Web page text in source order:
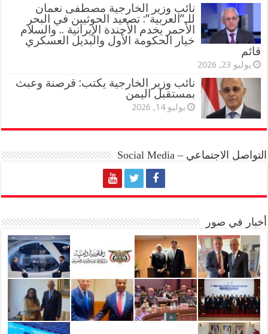
نائب وزير الخارجية مصطفى نعمان
للـ”العربية”: تصعيد الحوثيين في البحر
الأحمر يخدم الأجندة الإيرانية .. والسلام
خيار الحكومة الأول والبديل العسكري
قائم
يوليو 23, 2026
نائب وزير الخارجية يكتب: قرصنة وعبث
بمستقبل اليمن
يوليو 14, 2026
التواصل الاجتماعي – Social Media
أخبار في صور